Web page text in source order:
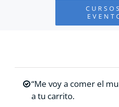
“Me voy a comer el
a tu carrito.